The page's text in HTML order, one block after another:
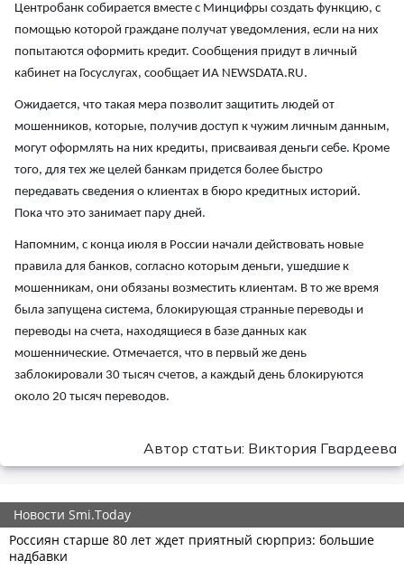
Центробанк собирается вместе с Минцифры создать функцию, с
помощью которой граждане получат уведомления, если на них
попытаются оформить кредит. Сообщения придут в личный
кабинет на Госуслугах, сообщает ИА NEWSDATA.RU.
Ожидается, что такая мера позволит защитить людей от
мошенников, которые, получив доступ к чужим личным данным,
могут оформлять на них кредиты, присваивая деньги себе. Кроме
того, для тех же целей банкам придется более быстро
передавать сведения о клиентах в бюро кредитных историй.
Пока что это занимает пару дней.
Напомним, с конца июля в России начали действовать новые
правила для банков, согласно которым деньги, ушедшие к
мошенникам, они обязаны возместить клиентам. В то же время
была запущена система, блокирующая странные переводы и
переводы на счета, находящиеся в базе данных как
мошеннические. Отмечается, что в первый же день
заблокировали 30 тысяч счетов, а каждый день блокируются
около 20 тысяч переводов.
Автор статьи: Виктория Гвардеева